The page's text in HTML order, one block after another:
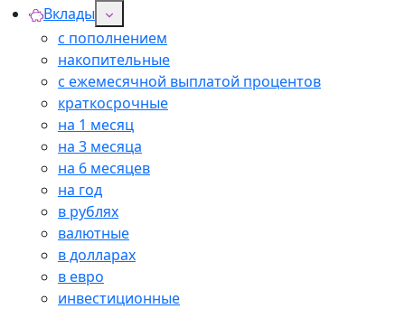
Вклады
с пополнением
накопительные
с ежемесячной выплатой процентов
краткосрочные
на 1 месяц
на 3 месяца
на 6 месяцев
на год
в рублях
валютные
в долларах
в евро
инвестиционные